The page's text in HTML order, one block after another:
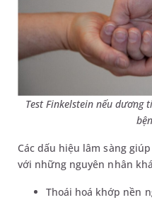
Test Finkelstein nếu
Các dấu hiệu lâm sàng
với những nguyên nhân
Thoái hoá khớp nền